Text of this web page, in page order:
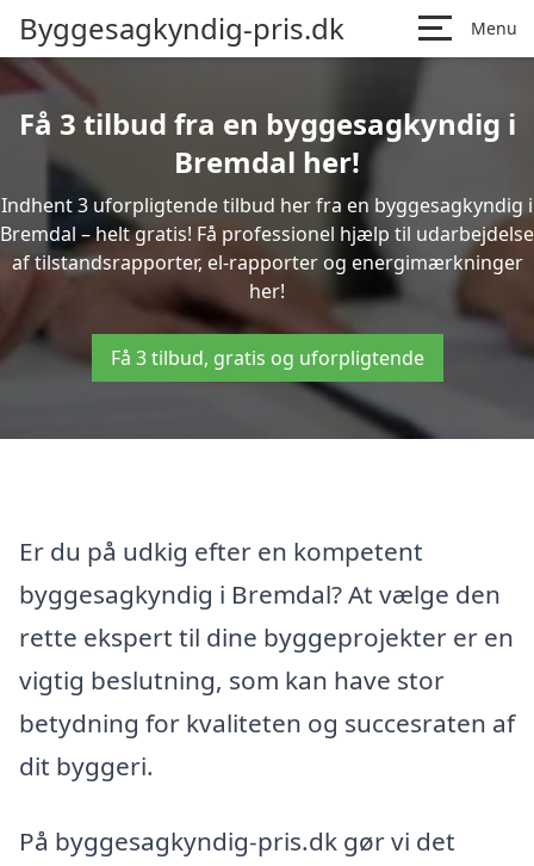
Byggesagkyndig-pris.dk Menu
Få 3 tilbud fra en byggesagkyndig i
Bremdal her!
Indhent 3 uforpligtende tilbud her fra en byggesagkyndig i
Bremdal – helt gratis! Få professionel hjælp til udarbejdelse
af tilstandsrapporter, el-rapporter og energimærkninger
her!
Få 3 tilbud, gratis og uforpligtende
Er du på udkig efter en kompetent
byggesagkyndig i Bremdal? At vælge den
rette ekspert til dine byggeprojekter er en
vigtig beslutning, som kan have stor
betydning for kvaliteten og succesraten af
dit byggeri.
På byggesagkyndig-pris.dk gør vi det